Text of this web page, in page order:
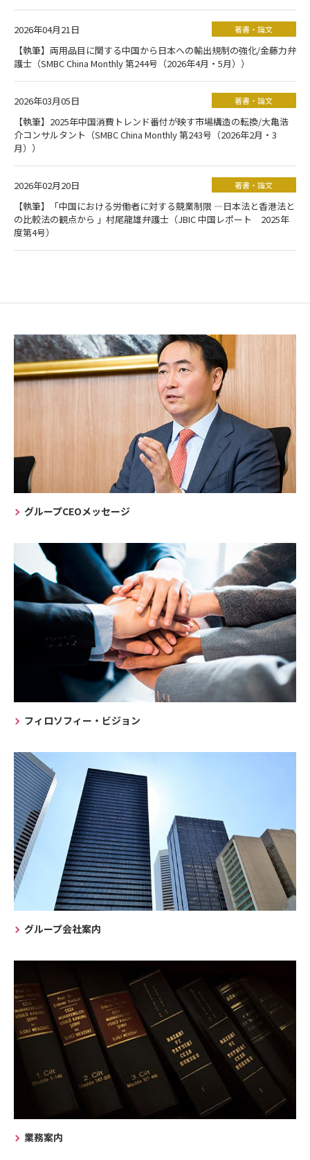
2026年04月21日 著書・論文
【執筆】両用品目に関する中国から日本への輸出規制の強化/金藤力弁
護士（SMBC China Monthly 第244号（2026年4月・5月））
2026年03月05日 著書・論文
【執筆】2025年中国消費トレンド番付が映す市場構造の転換/大亀浩
介コンサルタント（SMBC China Monthly 第243号（2026年2月・3
月））
2026年02月20日 著書・論文
【執筆】「中国における労働者に対する競業制限 ―日本法と香港法と
の比較法の観点から 」村尾龍雄弁護士（JBIC 中国レポート 2025年
度第4号）
グループCEOメッセージ
フィロソフィー・ビジョン
グループ会社案内
業務案内